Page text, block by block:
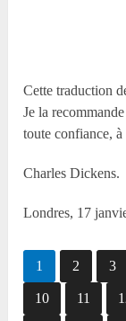
Cette traduction
Je la
toute confiance, à
Charles Dickens.
Londres, 17
1 2 3
10 11